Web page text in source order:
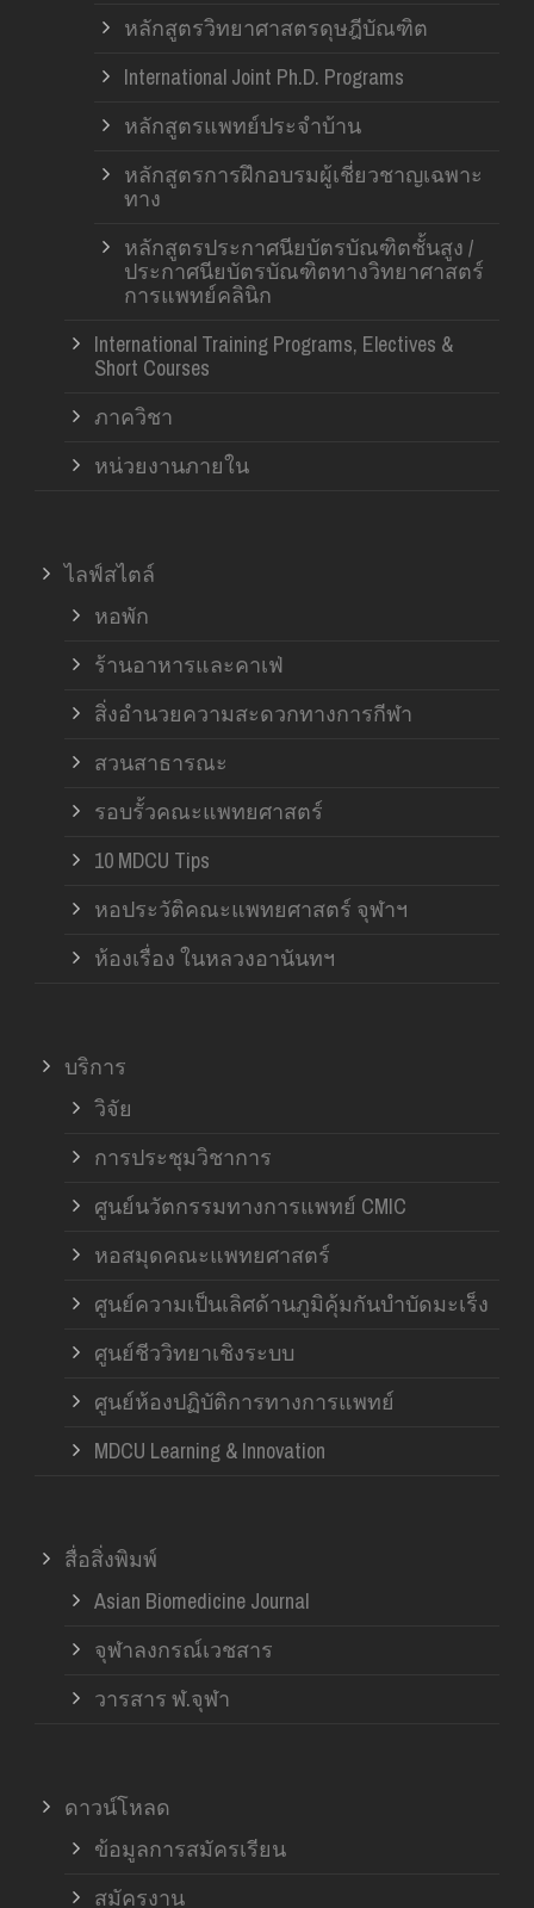
หลักสูตรวิทยาศาสตรดุษฎีบัณฑิต
International Joint Ph.D. Programs
หลักสูตรแพทย์ประจำบ้าน
หลักสูตรการฝึกอบรมผู้เชี่ยวชาญเฉพาะ
ทาง
หลักสูตรประกาศนียบัตรบัณฑิตชั้นสูง /
ประกาศนียบัตรบัณฑิตทางวิทยาศาสตร์
การแพทย์คลินิก
International Training Programs, Electives &
Short Courses
ภาควิชา
หน่วยงานภายใน
ไลฟ์สไตล์
หอพัก
ร้านอาหารและคาเฟ่
สิ่งอำนวยความสะดวกทางการกีฬา
สวนสาธารณะ
รอบรั้วคณะแพทยศาสตร์
10 MDCU Tips
หอประวัติคณะแพทยศาสตร์ จุฬาฯ
ห้องเรื่อง ในหลวงอานันทฯ
บริการ
วิจัย
การประชุมวิชาการ
ศูนย์นวัตกรรมทางการแพทย์ CMIC
หอสมุดคณะแพทยศาสตร์
ศูนย์ความเป็นเลิศด้านภูมิคุ้มกันบำบัดมะเร็ง
ศูนย์ชีววิทยาเชิงระบบ
ศูนย์ห้องปฏิบัติการทางการแพทย์
MDCU Learning & Innovation
สื่อสิ่งพิมพ์
Asian Biomedicine Journal
จุฬาลงกรณ์เวชสาร
วารสาร ฬ.จุฬา
ดาวน์โหลด
ข้อมูลการสมัครเรียน
สมัครงาน